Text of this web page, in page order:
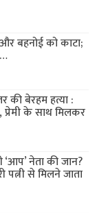
बहनोई को काटा;
की बेरहम हत्या :
के साथ मिलकर
नेता की जान?
से मिलने जाता